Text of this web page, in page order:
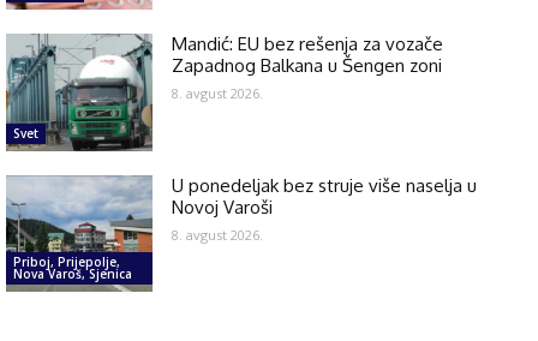
Svet
Mandić: EU bez rešenja za vozače
Zapadnog Balkana u Šengen zoni
8. avgust 2026.
Priboj, Prijepolje,
Nova Varoš, Sjenica
U ponedeljak bez struje više naselja u
Novoj Varoši
8. avgust 2026.